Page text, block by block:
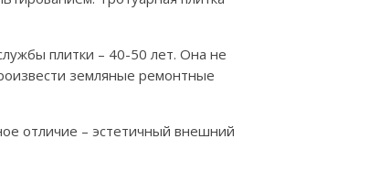
плитки – 40-50 лет. Она не
земляные ремонтные
отличие – эстетичный внешний